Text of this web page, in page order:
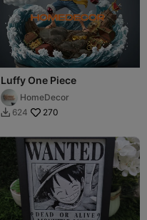
Luffy One Piece
HomeDecor
 624 270